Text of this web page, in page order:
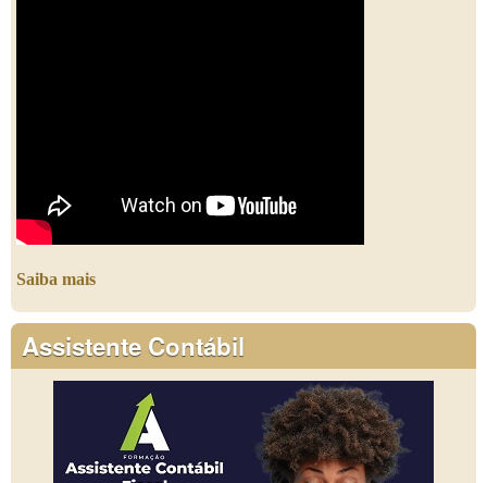
Saiba mais
Assistente Contábil